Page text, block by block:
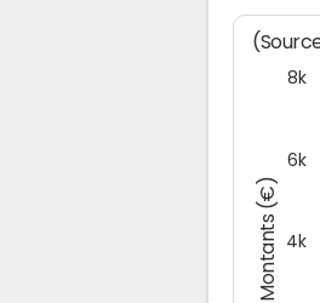
Montants (€) 4k
6k
8k